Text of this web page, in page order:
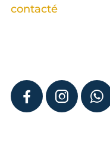
contacté
FACEBOOK